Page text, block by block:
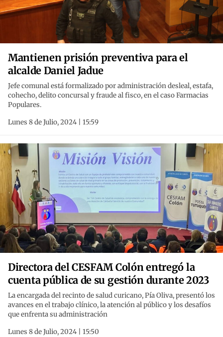
Mantienen prisión preventiva para el
alcalde Daniel Jadue
Jefe comunal está formalizado por administración desleal, estafa,
cohecho, delito concursal y fraude al fisco, en el caso Farmacias
Populares.
Lunes 8 de Julio, 2024 | 15:59
Directora del CESFAM Colón entregó la
cuenta pública de su gestión durante 2023
La encargada del recinto de salud curicano, Pía Oliva, presentó los
avances en el trabajo clínico, la atención al público y los desafíos
que enfrenta su administración
Lunes 8 de Julio, 2024 | 15:50